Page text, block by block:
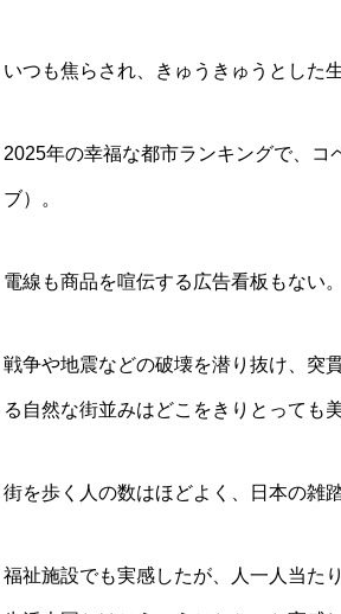
いつも焦らされ、きゅうきゅうとした
2025年の幸福な都市ランキングで、
ブ）。
電線も商品を喧伝する広告看板もない。
戦争や地震などの破壊を潜り抜け、突
る自然な街並みはどこをきりとっても美
街を歩く人の数はほどよく、日本の雑
福祉施設でも実感したが、人一人当た